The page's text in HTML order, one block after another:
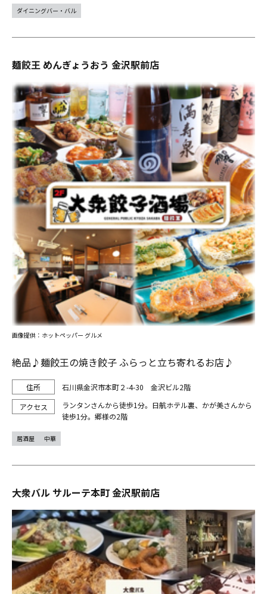
ダイニングバー・バル
麺餃王 めんぎょうおう 金沢駅前店
絶品♪麺餃王の焼き餃子 ふらっと立ち寄れるお店♪
石川県金沢市本町２-4-30 金沢ビル2階
ランタンさんから徒歩1分。日航ホテル裏、かが美さんから
徒歩1分。郷様の2階
画像提供：ホットペッパー グルメ
居酒屋 中華
大衆バル サルーテ本町 金沢駅前店